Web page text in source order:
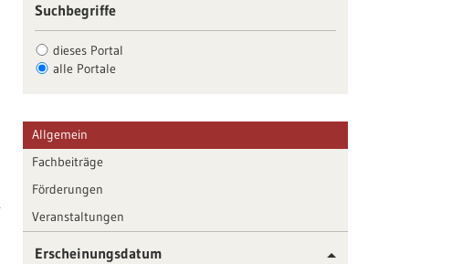
Suchbegriffe
dieses Portal
alle Portale
Allgemein
Fachbeiträge
Förderungen
Veranstaltungen
Erscheinungsdatum